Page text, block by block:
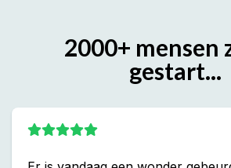
2000+ mensen
gestart...